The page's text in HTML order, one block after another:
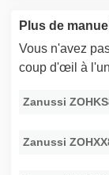
Plus de
Vous n'avez
coup d'œil à
Zanussi
Zanussi